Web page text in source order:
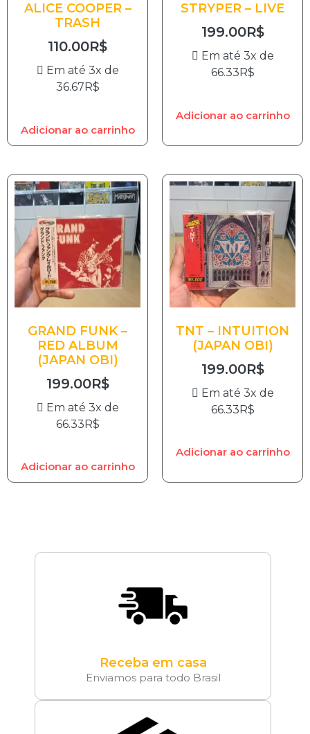
ALICE COOPER –
TRASH
110.00R$
Em até 3x de
36.67R$
Adicionar ao carrinho
STRYPER – LIVE
199.00R$
Em até 3x de
66.33R$
Adicionar ao carrinho
GRAND FUNK –
RED ALBUM
(JAPAN OBI)
199.00R$
Em até 3x de
66.33R$
Adicionar ao carrinho
TNT – INTUITION
(JAPAN OBI)
199.00R$
Em até 3x de
66.33R$
Adicionar ao carrinho
Receba em casa
Enviamos para todo Brasil